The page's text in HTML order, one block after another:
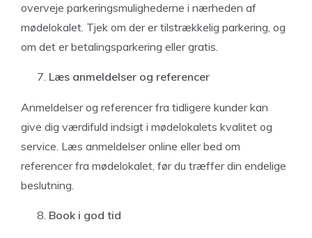
overveje parkeringsmulighederne i nærheden af
mødelokalet. Tjek om der er tilstrækkelig parkering, og
om det er betalingsparkering eller gratis.
Læs anmeldelser og referencer
Anmeldelser og referencer fra tidligere kunder kan
give dig værdifuld indsigt i mødelokalets kvalitet og
service. Læs anmeldelser online eller bed om
referencer fra mødelokalet, før du træffer din endelige
beslutning.
Book i god tid